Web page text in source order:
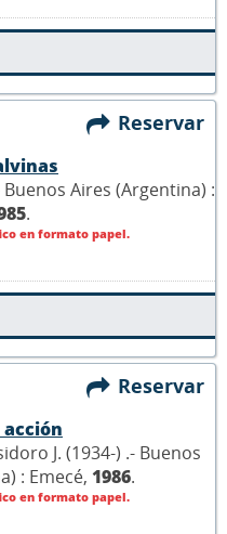
Reservar
Buenos Aires (Argentina) :
.
en formato papel.
Reservar
acción
J. (1934-) .- Buenos
: Emecé, 1986.
en formato papel.